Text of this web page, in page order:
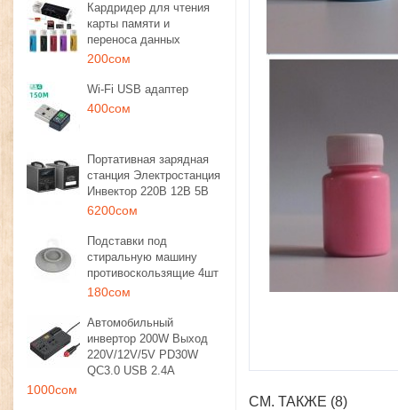
Кардридер для чтения
карты памяти и
переноса данных
200сом
Wi-Fi USB адаптер
400сом
Портативная зарядная
станция Электростанция
Инвектор 220В 12В 5В
6200сом
Подставки под
стиральную машину
противоскользящие 4шт
180сом
Автомобильный
инвертор 200W Выход
220V/12V/5V PD30W
QC3.0 USB 2.4A
1000сом
СМ. ТАКЖЕ (8)